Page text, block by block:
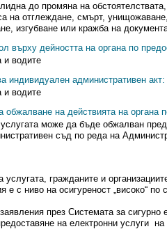
до промяна на
на отглеждане, смърт,
изгубване или кражба на
върху дейността на органа по
и водите
индивидуален административен акт:
и водите
обжалване на действията на органа
може да бъде обжалван
съд по реда на
услугата, гражданите и
е с ниво на осигуреност „високо“
през Системата за
на електронни услуги